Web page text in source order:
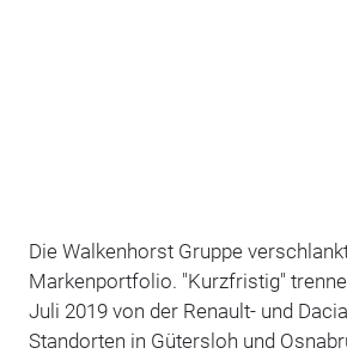
Die Walkenhorst Gruppe
Markenportfolio. "Kurzfristig"
Juli 2019 von der Renault- und
Standorten in Gütersloh und